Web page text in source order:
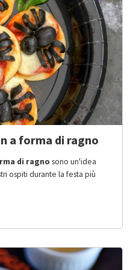
a forma di ragno
di ragno sono un'idea
ospiti durante la festa più